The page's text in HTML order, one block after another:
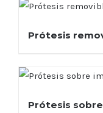
Prótesis
Prótesis